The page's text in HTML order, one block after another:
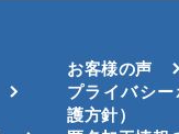
お客様の声
プライバシ
護方針）